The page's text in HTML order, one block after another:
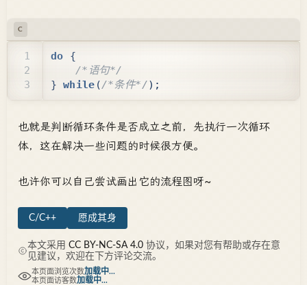
C
do
{
/*语句*/
} while (/*条件*/);
也就是判断循环条件是否成立之前，先执行一次循环
体，这在解决一些问题的时候很方便。
也许你可以自己尝试画出它的流程图呀~
C/C++ 愿成其身
本文采用 CC BY-NC-SA 4.0协议，如果对您有帮助或存在意
见建议，欢迎在下方评论交流。
本页面浏览次数加载中...
本页面访客数加载中...